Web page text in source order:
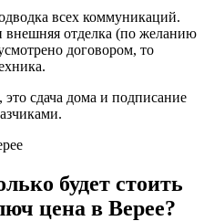
всех коммуникаций.
внешняя отделка (по желанию
договором, то
сдача дома и подписание
будет стоить
цена в Верее?